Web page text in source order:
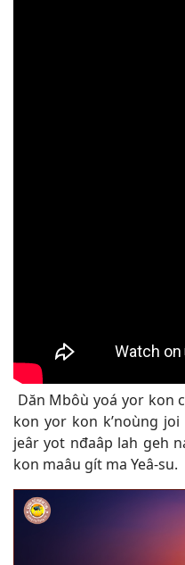
Dăn Mbôù yoá yor kon
kon yor kon k’noùng
jeâr yot nđaâp lah geh
kon maâu gít ma Yeâ-su.